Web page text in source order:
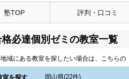
塾TOP 評判・口コミ
格必達個別ゼミの教室一覧
域にある教室を探したい場合は、こちらの